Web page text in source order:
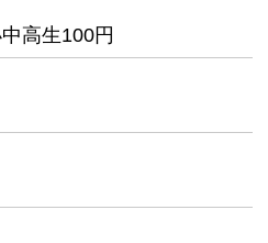
高生100円